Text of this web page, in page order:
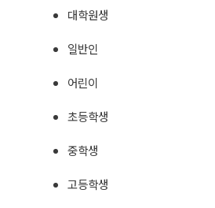
대학원생
일반인
어린이
초등학생
중학생
고등학생